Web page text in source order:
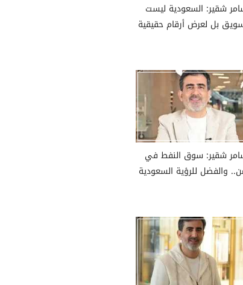
شقير: السعودية ليست
بل لعرض أرقام حقيقية
شقير: سوق النفط في
والفضل للرؤية السعودية